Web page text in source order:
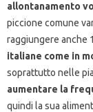
allontanamento
piccione comune
raggiungere anche
italiane come in
soprattutto nelle
aumentare la
quindi la sua